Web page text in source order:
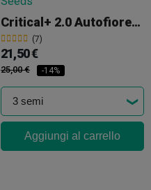
Critical+ 2.0 Autofiorente
(7)
21,50 €
25,00 € -14%
Aggiungi al carrello